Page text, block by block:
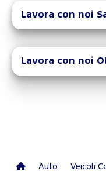
Lavora con noi
Lavora con noi
Auto Veicoli